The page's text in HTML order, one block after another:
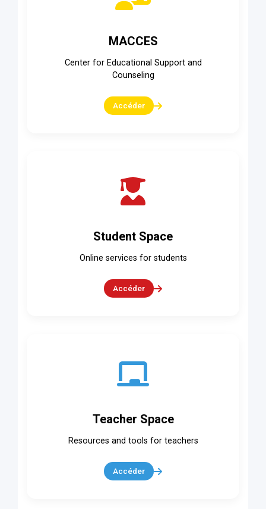
MACCES
Center for Educational Support and
Counseling
Accéder
Student Space
Online services for students
Accéder
Teacher Space
Resources and tools for teachers
Accéder